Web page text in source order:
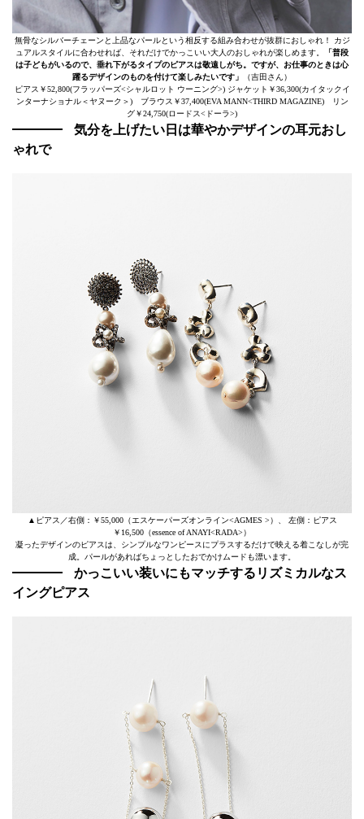
無骨なシルバーチェーンと上品なパールという相反する組み合わせが抜群におしゃれ！ カジ
ュアルスタイルに合わせれば、それだけでかっこいい大人のおしゃれが楽しめます。
「普段
は子どもがいるので、垂れ下がるタイプのピアスは敬遠しがち。ですが、お仕事のときは心
躍るデザインのものを付けて楽しみたいです」
（吉田さん）
ピアス￥52,800(フラッパーズ<シャルロット ウーニング>) ジャケット￥36,300(カイタックイ
ンターナショナル＜ヤヌーク＞) ブラウス￥37,400(EVA MANN<THIRD MAGAZINE) リン
グ￥24,750(ロードス<ドーラ>)
気分を上げたい日は華やかデザインの耳元おし
ゃれで
▲ピアス／右側：￥55,000（エスケーパーズオンライン<AGMES >）、 左側：ピアス
￥16,500（essence of ANAYI<RADA>）
凝ったデザインのピアスは、シンプルなワンピースにプラスするだけで映える着こなしが完
成。パールがあればちょっとしたおでかけムードも漂います。
かっこいい装いにもマッチするリズミカルなス
イングピアス